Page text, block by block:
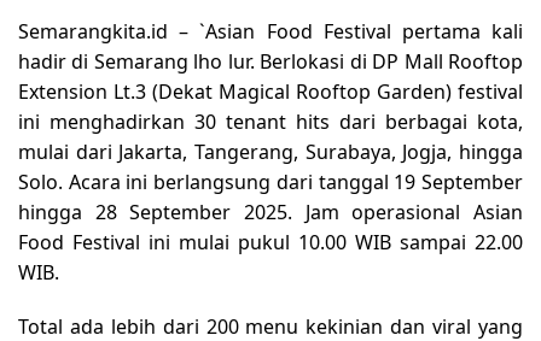
Semarangkita.id – `Asian Food Festival pertama kali
hadir di Semarang lho lur. Berlokasi di DP Mall Rooftop
Extension Lt.3 (Dekat Magical Rooftop Garden) festival
ini menghadirkan 30 tenant hits dari berbagai kota,
mulai dari Jakarta, Tangerang, Surabaya, Jogja, hingga
Solo. Acara ini berlangsung dari tanggal 19 September
hingga 28 September 2025. Jam operasional Asian
Food Festival ini mulai pukul 10.00 WIB sampai 22.00
WIB.
Total ada lebih dari 200 menu kekinian dan viral yang